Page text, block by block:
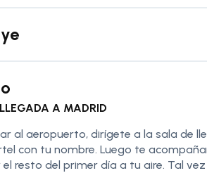
A MADRID
al aeropuerto, dirígete a la sala de
con tu nombre. Luego te
resto del primer día a tu aire. Tal